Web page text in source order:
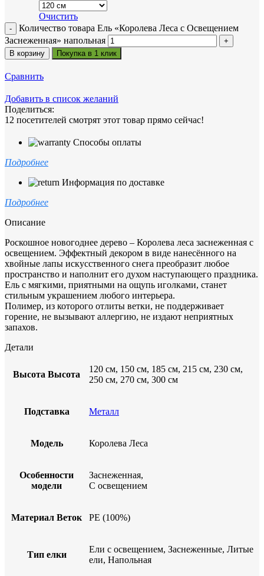
Очистить
Количество товара Ель «Королева Леса с Освещением
Заснеженная» напольная
В корзину Покупка в 1 клик
Сравнить
Добавить в список желаний
Поделиться:
12 посетителей смотрят этот товар прямо сейчас!
Способы оплаты
Подробнее
Информация по доставке
Подробнее
Описание
Роскошное новогоднее дерево – Королева леса заснеженная с
освещением. Эффектный декором в виде нанесённого на
хвойные лапы искусственного снега преобразит любое
пространство и наполнит его духом наступающего праздника.
Ель с мягкими, приятными на ощупь иголками, станет
стильным украшением любого интерьера.
Полимер, из которого отлиты ветки, не поддерживает
горение, не вызывают аллергию, не издают неприятных
запахов.
Детали
Высота Высота
120 см, 150 см, 185 см, 215 см, 230 см,
250 см, 270 см, 300 см
Подставка Металл
Модель Королева Леса
Особенности
модели
Заснеженная,
С освещением
Материал Веток PE (100%)
Тип елки
Ели с освещением, Заснеженные, Литые
ели, Напольная